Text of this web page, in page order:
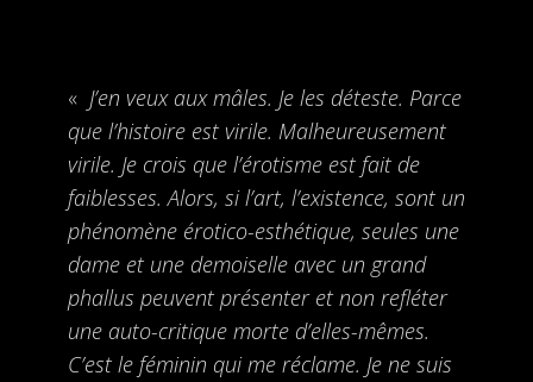
« J’en veux aux mâles. Je les déteste. Parce
que l’histoire est virile. Malheureusement
virile. Je crois que l’érotisme est fait de
faiblesses. Alors, si l’art, l’existence, sont un
phénomène érotico-esthétique, seules une
dame et une demoiselle avec un grand
phallus peuvent présenter et non refléter
une auto-critique morte d’elles-mêmes.
C’est le féminin qui me réclame. Je ne suis